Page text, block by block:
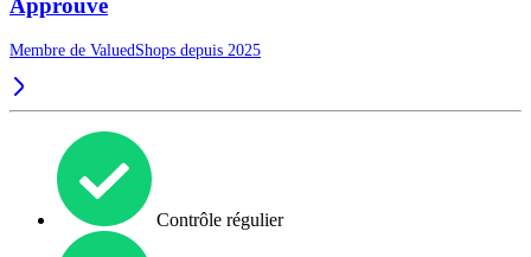
Approuvé
Membre de ValuedShops depuis 2025
Contrôle régulier